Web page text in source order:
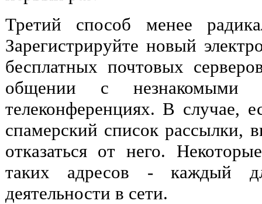
Третий способ менее
Зарегистрируйте новый
бесплатных почтовых
общении с
телеконференциях. В случае,
спамерский список рассылки,
отказаться от него.
таких адресов - каждый
деятельности в сети.